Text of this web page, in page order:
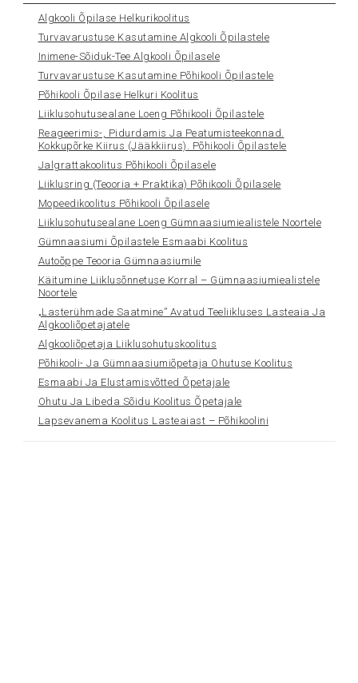
Algkooli Õpilase Helkurikoolitus
Turvavarustuse Kasutamine Algkooli Õpilastele
Inimene-Sõiduk-Tee Algkooli Õpilasele
Turvavarustuse Kasutamine Põhikooli Õpilastele
Põhikooli Õpilase Helkuri Koolitus
Liiklusohutusealane Loeng Põhikooli Õpilastele
Reageerimis-, Pidurdamis Ja Peatumisteekonnad.
Kokkupõrke Kiirus (jääkkiirus). Põhikooli Õpilastele
Jalgrattakoolitus Põhikooli Õpilasele
Liiklusring (teooria + Praktika) Põhikooli Õpilasele
Mopeedikoolitus Põhikooli Õpilasele
Liiklusohutusealane Loeng Gümnaasiumiealistele Noortele
Gümnaasiumi Õpilastele Esmaabi Koolitus
Autoõppe Teooria Gümnaasiumile
Käitumine Liiklusõnnetuse Korral – Gümnaasiumiealistele
Noortele
„Lasterühmade Saatmine” Avatud Teeliikluses Lasteaia Ja
Algkooliõpetajatele
Algkooliõpetaja Liiklusohutuskoolitus
Põhikooli- Ja Gümnaasiumiõpetaja Ohutuse Koolitus
Esmaabi Ja Elustamisvõtted Õpetajale
Ohutu Ja Libeda Sõidu Koolitus Õpetajale
Lapsevanema Koolitus Lasteaiast – Põhikoolini